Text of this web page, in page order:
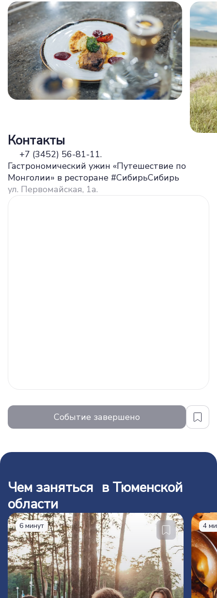
Контакты
+7 (3452) 56-81-11.
Гастрономический ужин «Путешествие по
Монголии» в ресторане #СибирьСибирь
ул. Первомайская, 1а.
Событие завершено
Чем заняться в Тюменской
области
6 минут 4